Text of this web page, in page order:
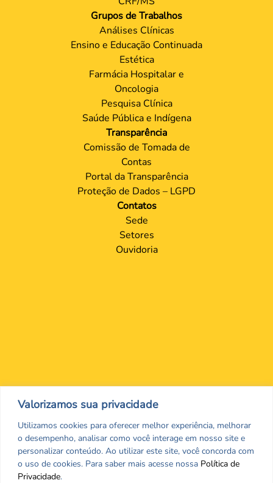
Valorizamos sua privacidade
Utilizamos cookies para oferecer melhor experiência, melhorar
o desempenho, analisar como você interage em nosso site e
personalizar conteúdo. Ao utilizar este site, você concorda com
o uso de cookies. Para saber mais acesse nossa Política de
Privacidade.
Grupos de Trabalhos
Análises Clínicas
Ensino e Educação Continuada
Estética
Farmácia Hospitalar e
Oncologia
Pesquisa Clínica
Saúde Pública e Indígena
Transparência
Comissão de Tomada de
Contas
Portal da Transparência
Proteção de Dados – LGPD
Contatos
Sede
Setores
Ouvidoria
Nos encontre nas redes Sociais